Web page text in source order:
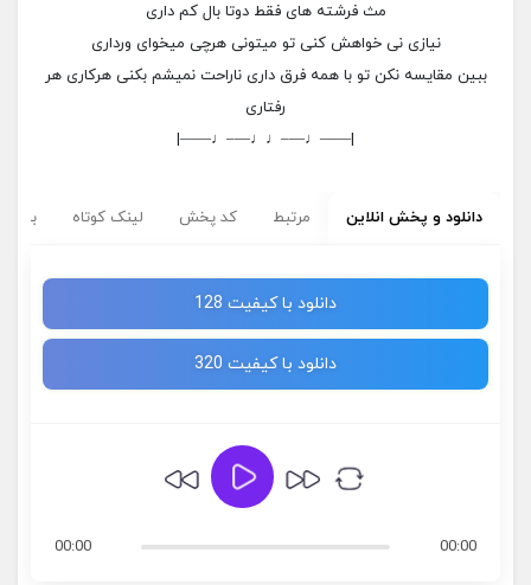
مث فرشته های فقط دوتا بال کم داری
نیازی نی خواهش کنی تو میتونی هرچی میخوای ورداری
ببین مقایسه نکن تو با همه فرق داری ناراحت نمیشم بکنی هرکاری هر
رفتاری
|——♩—–♩♩—–♩——|
دانلود و پخش انلاین مرتبط کد پخش لینک کوتاه
دانلود با کیفیت 128
دانلود با کیفیت 320
00:00
00:00